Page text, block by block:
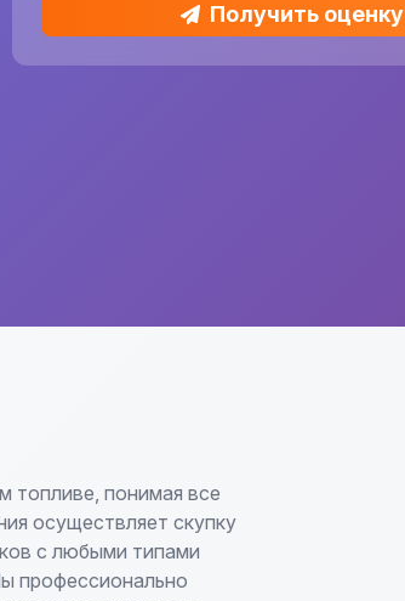
Получить оценку
топливе, понимая все
осуществляет скупку
с любыми типами
профессионально